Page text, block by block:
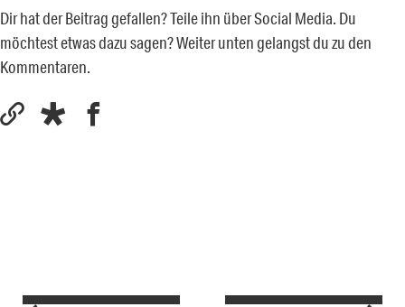
Dir hat der Beitrag gefallen? Teile ihn über Social Media. Du
möchtest etwas dazu sagen? Weiter unten gelangst du zu den
Kommentaren.